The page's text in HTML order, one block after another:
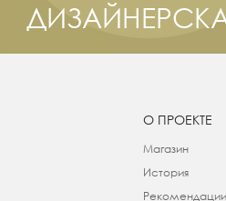
О ПРОЕКТЕ
Магазин
История
Рекомендации